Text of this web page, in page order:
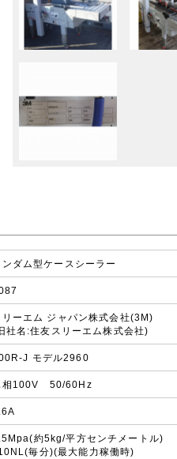
ンダム型ケースシーラー
リーエム ジャパン株式会社(3M)
社名:住友スリーエム株式会社)
J モデル2960
相100V 50/60Hz
約5kg/平方センチメートル)
毎分)(最大能力稼働時)